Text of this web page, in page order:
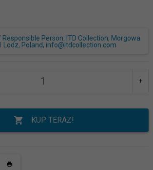
Person: ITD Collection, Morgowa
Lodz, Poland, info@itdcollection.com
KUP TERAZ!